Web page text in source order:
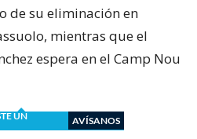
de su eliminación en
mientras que el
espera en el Camp Nou
UN
AVÍSANOS